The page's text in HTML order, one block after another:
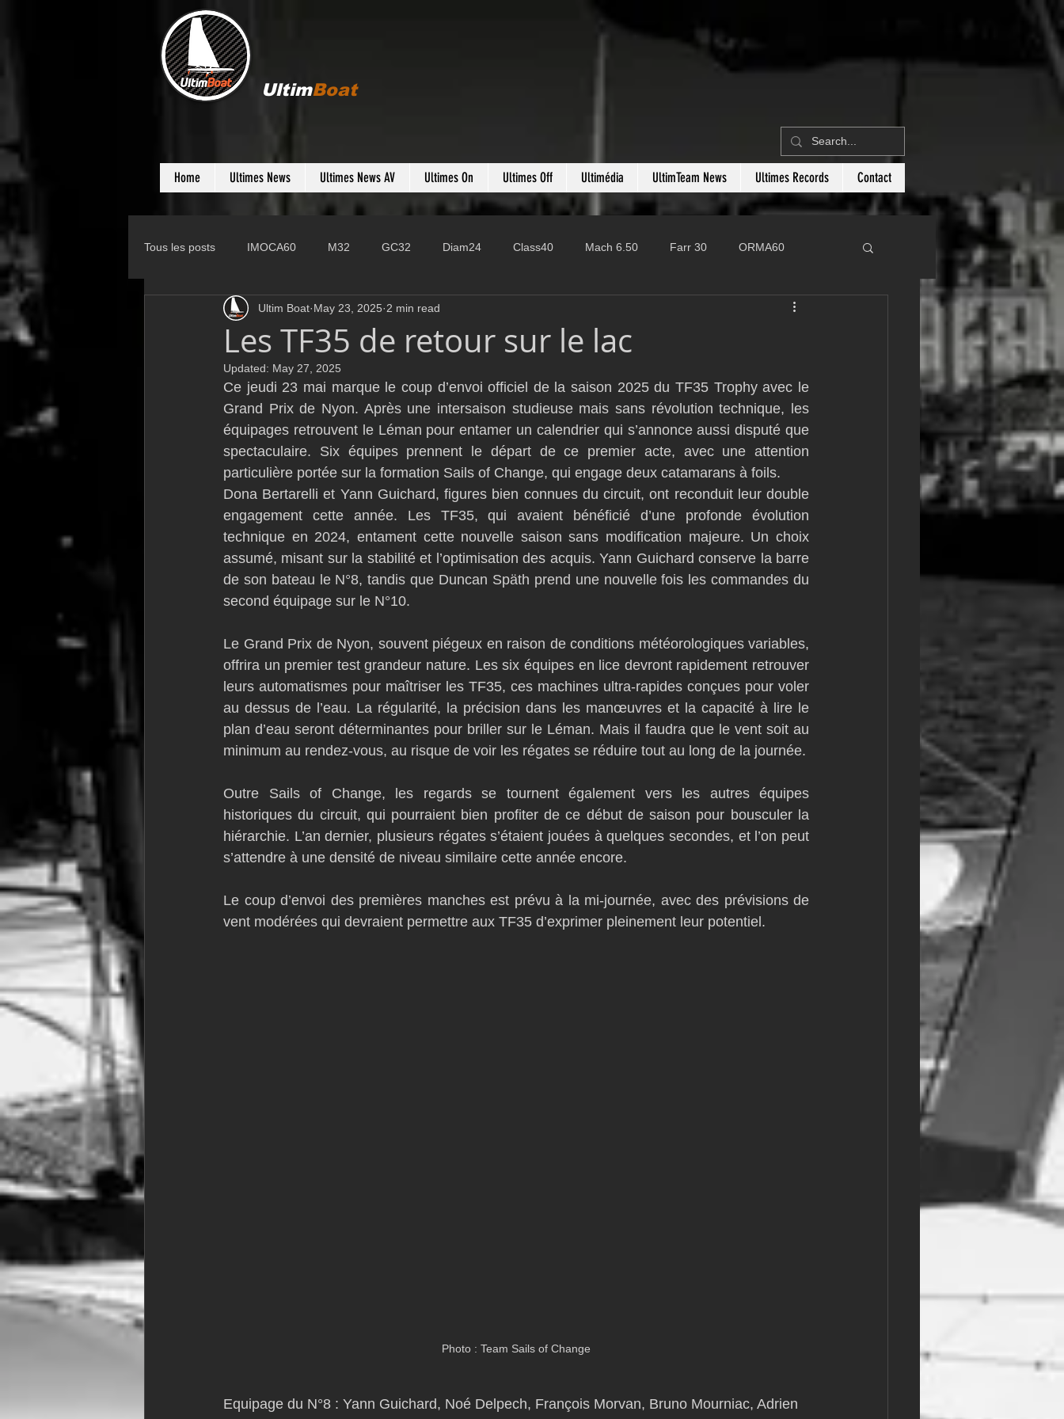
UltimBoat
Home Ultimes News Ultimes News AV Ultimes On Ultimes Off Ultimédia UltimTeam News Ultimes Records Contact
Tous les posts IMOCA60 M32 GC32 Diam24 Class40 Mach 6.50 Farr 30 ORMA60
D35 Farr 280 Fast 40
Class Rhum JMD54
TF35 Business AC75 Open 7.50
Les TF35 de retour sur le lac
Ultim Boat May 23, 2025 2 min read
Updated: May 27, 2025
Ce jeudi 23 mai marque le coup d’envoi officiel de la saison 2025 du TF35 Trophy avec le
Grand Prix de Nyon. Après une intersaison studieuse mais sans révolution technique, les
équipages retrouvent le Léman pour entamer un calendrier qui s’annonce aussi disputé que
spectaculaire. Six équipes prennent le départ de ce premier acte, avec une attention
particulière portée sur la formation Sails of Change, qui engage deux catamarans à foils.
Dona Bertarelli et Yann Guichard, figures bien connues du circuit, ont reconduit leur double
engagement cette année. Les TF35, qui avaient bénéficié d’une profonde évolution
technique en 2024, entament cette nouvelle saison sans modification majeure. Un choix
assumé, misant sur la stabilité et l’optimisation des acquis. Yann Guichard conserve la barre
de son bateau le N°8, tandis que Duncan Späth prend une nouvelle fois les commandes du
second équipage sur le N°10.
Le Grand Prix de Nyon, souvent piégeux en raison de conditions météorologiques variables,
offrira un premier test grandeur nature. Les six équipes en lice devront rapidement retrouver
leurs automatismes pour maîtriser les TF35, ces machines ultra-rapides conçues pour voler
au dessus de l’eau. La régularité, la précision dans les manœuvres et la capacité à lire le
plan d’eau seront déterminantes pour briller sur le Léman. Mais il faudra que le vent soit au
minimum au rendez-vous, au risque de voir les régates se réduire tout au long de la journée.
Outre Sails of Change, les regards se tournent également vers les autres équipes
historiques du circuit, qui pourraient bien profiter de ce début de saison pour bousculer la
hiérarchie. L’an dernier, plusieurs régates s’étaient jouées à quelques secondes, et l’on peut
s’attendre à une densité de niveau similaire cette année encore.
Le coup d’envoi des premières manches est prévu à la mi-journée, avec des prévisions de
vent modérées qui devraient permettre aux TF35 d’exprimer pleinement leur potentiel.
Photo : Team Sails of Change
Equipage du N°8 : Yann Guichard, Noé Delpech, François Morvan, Bruno Mourniac, Adrien